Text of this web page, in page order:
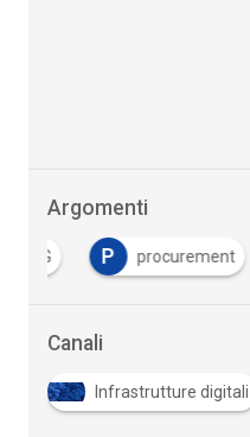
Argomenti
5G P procurement
Canali
Infrastrutture digitali